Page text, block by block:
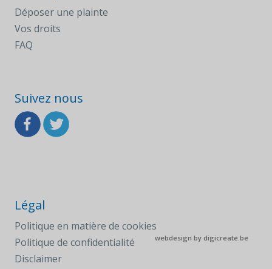
Déposer une plainte
Vos droits
FAQ
Suivez nous
Légal
Politique en matière de cookies
Politique de confidentialité
Disclaimer
webdesign by digicreate.be